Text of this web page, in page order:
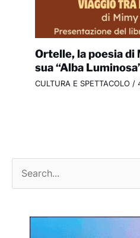
Ortelle, la poesia di
sua “Alba
CULTURA E SPETTACOLO /